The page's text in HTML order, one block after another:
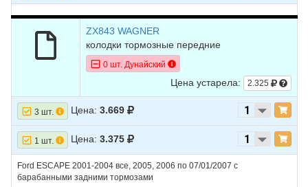
ZX843 WAGNER
колодки тормозные передние
0 шт. Дунайский
Цена устарела: 2.325
3 шт. Цена: 3.669
1 шт. Цена: 3.375
Ford ESCAPE 2001-2004 все, 2005, 2006 по 07/01/2007 с
барабанными задними тормозами